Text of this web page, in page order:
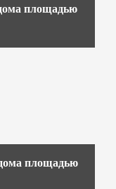
площадью
площадью